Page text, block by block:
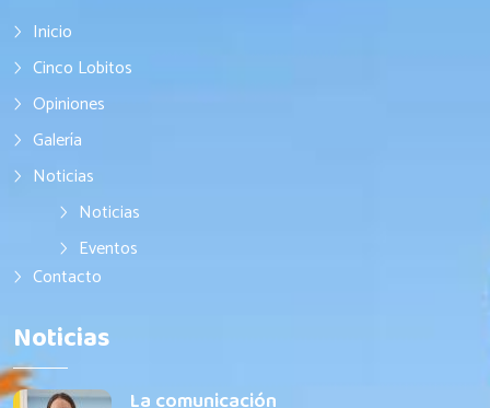
Inicio
Cinco Lobitos
Opiniones
Galería
Noticias
Noticias
Eventos
Contacto
Noticias
La comunicación